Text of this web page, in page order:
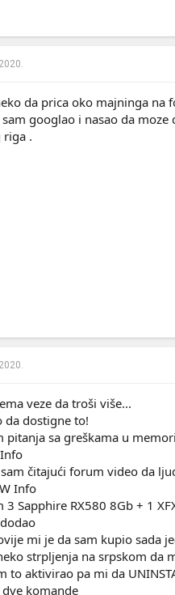
da prica oko majninga na
googlao i nasao da
riga .
veze da troši više...
da dostigne to!
pitanja sa greškama u
sam čitajući forum video da
Info
3 Sapphire RX580 8Gb + 1
mi je da sam kupio sada
strpljenja na srpskom da
to aktivirao pa mi da
komande